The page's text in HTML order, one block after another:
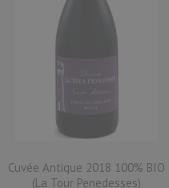
Cuvée Antique 2018 100% BIO
(La Tour Penedesses)